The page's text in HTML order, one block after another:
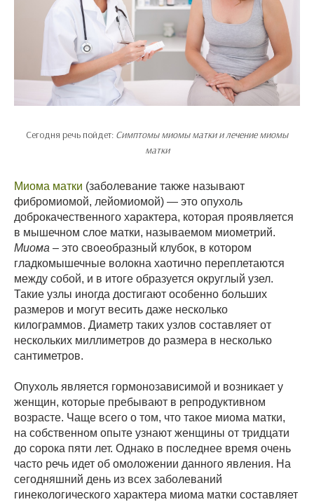
Сегодня речь пойдет: Симптомы миомы матки и лечение миомы
матки
Миома матки (заболевание также называют
фибромиомой, лейомиомой) — это опухоль
доброкачественного характера, которая проявляется
в мышечном слое матки, называемом миометрий.
Миома – это своеобразный клубок, в котором
гладкомышечные волокна хаотично переплетаются
между собой, и в итоге образуется округлый узел.
Такие узлы иногда достигают особенно больших
размеров и могут весить даже несколько
килограммов. Диаметр таких узлов составляет от
нескольких миллиметров до размера в несколько
сантиметров.
Опухоль является гормонозависимой и возникает у
женщин, которые пребывают в репродуктивном
возрасте. Чаще всего о том, что такое миома матки,
на собственном опыте узнают женщины от тридцати
до сорока пяти лет. Однако в последнее время очень
часто речь идет об омоложении данного явления. На
сегодняшний день из всех заболеваний
гинекологического характера миома матки составляет